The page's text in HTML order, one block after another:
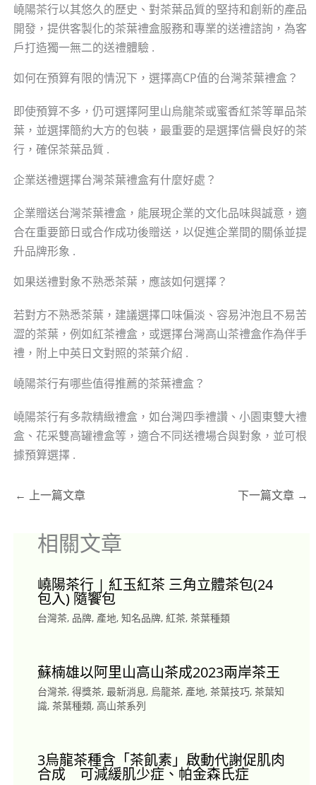
嶢陽茶行以其悠久的歷史、對茶葉品質的堅持和創新的產品
開發，提供客製化的茶葉禮盒服務和專業的送禮諮詢，為客
戶打造獨一無二的送禮體驗 .
如何在預算有限的情況下，選擇高CP值的台灣茶葉禮盒？
即使預算不多，仍可選擇阿里山烏龍茶或蜜香紅茶等單品茶
葉，並選擇簡約大方的包裝，最重要的是選擇信譽良好的茶
行，確保茶葉品質 .
企業送禮選擇台灣茶葉禮盒有什麼好處？
企業贈送台灣茶葉禮盒，能展現企業的文化品味與誠意，適
合在重要節日或合作成功後贈送，以促進企業間的關係並提
升品牌形象 .
如果送禮對象不熟悉茶葉，應該如何選擇？
若對方不熟悉茶葉，建議選擇口味偏淡、容易沖泡且不易苦
澀的茶葉，例如紅茶禮盒，或選擇台灣高山茶禮盒作為伴手
禮，附上中英日文對照的茶葉介紹 .
嶢陽茶行有哪些值得推薦的茶葉禮盒？
嶢陽茶行有多款精緻禮盒，如台灣四季禮讚、小園東雙大禮
盒、花采雙高罐禮盒等，適合不同送禮場合與對象，並可根
據預算選擇 .
← 上一篇文章 下一篇文章 →
相關文章
嶢陽茶行 | 紅玉紅茶 三角立體茶包(24
包入) 隨饗包
台灣茶, 品牌, 產地, 知名品牌, 紅茶, 茶葉種類
蘇楠雄以阿里山高山茶成2023兩岸茶王
台灣茶, 得獎茶, 最新消息, 烏龍茶, 產地, 茶葉技巧, 茶葉知
識, 茶葉種類, 高山茶系列
3烏龍茶種含「茶飢素」啟動代謝促肌肉
合成 可減緩肌少症、帕金森氏症